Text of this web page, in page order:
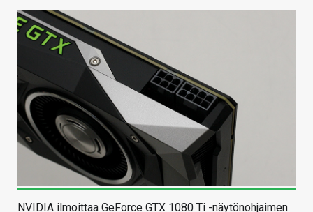
NVIDIA ilmoittaa GeForce GTX 1080 Ti -näytönohjaimen